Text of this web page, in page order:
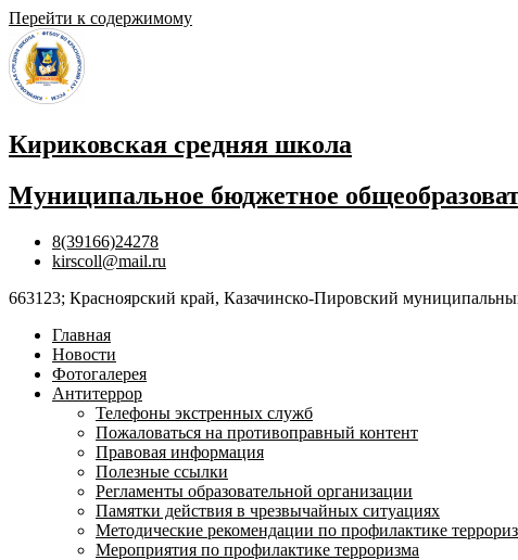
Перейти к содержимому
Кириковская средняя школа
Муниципальное бюджетное
8(39166)24278
kirscoll@mail.ru
663123; Красноярский край, Казачинско-Пировский
Главная
Новости
Фотогалерея
Антитеррор
Телефоны экстренных служб
Пожаловаться на противоправный контент
Правовая информация
Полезные ссылки
Регламенты образовательной организации
Памятки действия в чрезвычайных ситуациях
Методические рекомендации по профилактике
Мероприятия по профилактике терроризма